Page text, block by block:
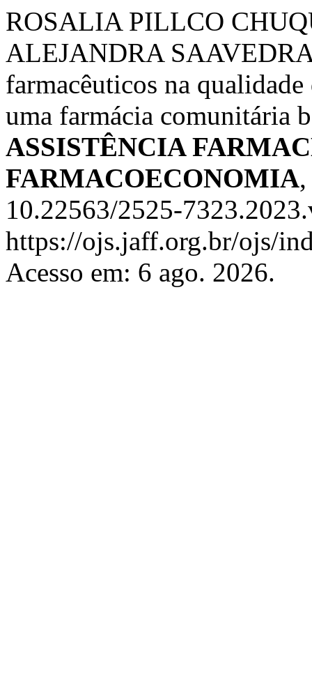
ROSALIA PILLCO
ALEJANDRA
farmacêuticos na
uma farmácia comunitária
ASSISTÊNCIA
FARMACOECONOMIA
10.22563/2525-
https://ojs.jaff.org.br/ojs/
Acesso em: 6 ago. 2026.